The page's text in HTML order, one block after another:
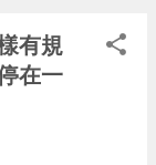
有規
在一